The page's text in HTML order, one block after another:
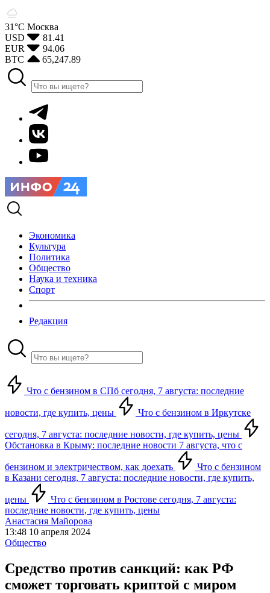
31°С Москва
USD
81.41
EUR
94.06
BTC
65,247.89
Экономика
Культура
Политика
Общество
Наука и техника
Спорт
Редакция
Что с бензином в СПб сегодня, 7 августа: последние
новости, где купить, цены Что с бензином в Иркутске
сегодня, 7 августа: последние новости, где купить, цены
Обстановка в Крыму: последние новости 7 августа, что с
бензином и электричеством, как доехать
Что с бензином
в Казани сегодня, 7 августа: последние новости, где купить,
цены
Что с бензином в Ростове сегодня, 7 августа:
последние новости, где купить, цены
Анастасия Майорова
13:48 10 апреля 2024
Общество
Средство против санкций: как РФ
сможет торговать криптой с миром